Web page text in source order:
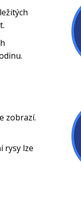
zobrazí.
rysy lze